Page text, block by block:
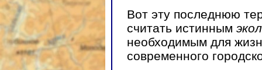
Вот эту последнюю
считать истинным
необходимым для
современного